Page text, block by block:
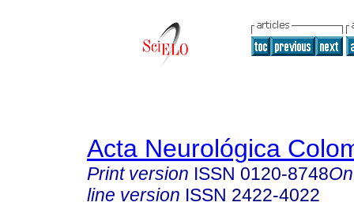
Acta Neurológica
Print version ISSN 0120-8748
line version ISSN 2422-4022